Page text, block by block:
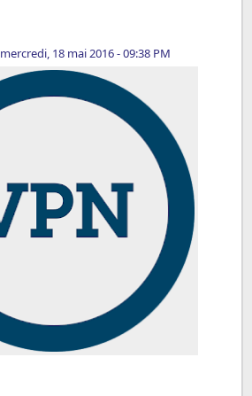
mercredi, 18 mai 2016 - 09:38 PM